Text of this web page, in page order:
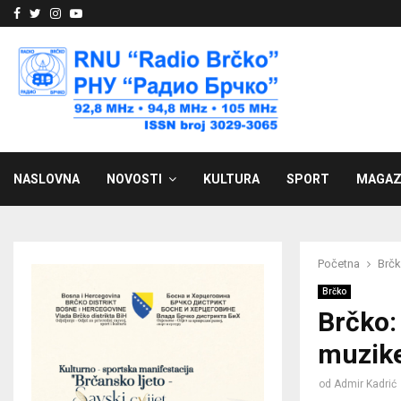
Facebook
Twitter
Instagram
Youtube
NASLOVNA NOVOSTI KULTURA SPORT
Početna
Brčko
od Admir Kadrić